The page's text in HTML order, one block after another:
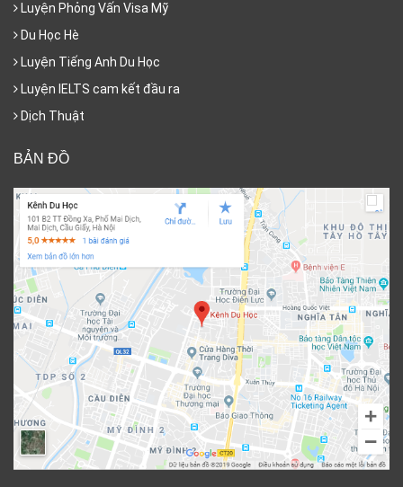
Luyện Phỏng Vấn Visa Mỹ
Du Học Hè
Luyện Tiếng Anh Du Học
Luyện IELTS cam kết đầu ra
Dịch Thuật
BẢN ĐỒ